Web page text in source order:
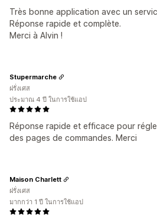
Très bonne application avec un
Réponse rapide et complète.
Merci à Alvin !
Réponse rapide et efficace pour
des pages de commandes. Merci
Stupermarche
ฝรั่งเศส
ประมาณ 4 ปี ในการใช้แอป
Maison Charlett
ฝรั่งเศส
มากกว่า 1 ปี ในการใช้แอป